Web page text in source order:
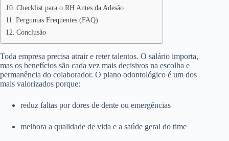
Checklist para o RH Antes da Adesão
Perguntas Frequentes (FAQ)
Conclusão
Toda empresa precisa atrair e reter talentos. O salário importa,
mas os benefícios são cada vez mais decisivos na escolha e
permanência do colaborador. O plano odontológico é um dos
mais valorizados porque:
reduz faltas por dores de dente ou emergências
melhora a qualidade de vida e a saúde geral do time